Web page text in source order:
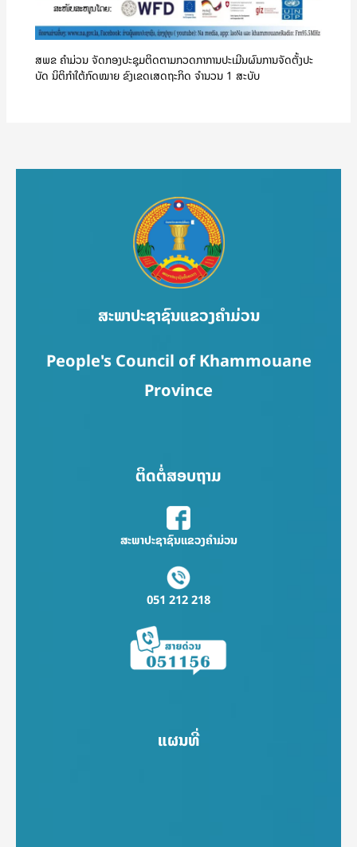
ສພຂ ຄໍາມ່ວນ ຈັດກອງປະຊຸມຕິດຕາມກວດກາການປະເມີນຜົນການຈັດຕັ້ງປະ
ບັດ ນິຕິກຳໃຕ້ກົດໝາຍ ຂົງເຂດເສດຖະກິດ ຈໍານວນ 1 ສະບັບ
ສະພາປະຊາຊົນແຂວງຄຳມ່ວນ
People's Council of Khammouane
Province
ຕິດຕໍ່ສອບຖາມ
ສະພາປະຊາຊົນແຂວງຄຳມ່ວນ
051 212 218
ແຜນທີ່